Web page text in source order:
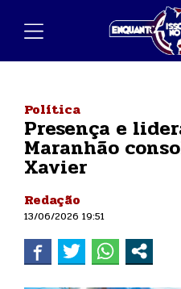
Política
Presença e
Maranhão
Xavier
Redação
13/06/2026 19:51